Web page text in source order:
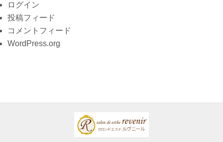
ログイン
投稿フィード
コメントフィード
WordPress.org